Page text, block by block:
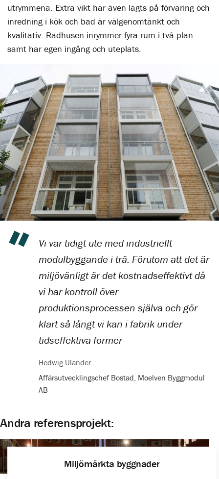
utrymmena. Extra vikt har även lagts på förvaring och
inredning i kök och bad är välgenomtänkt och
kvalitativ. Radhusen inrymmer fyra rum i två plan
samt har egen ingång och uteplats.
Vi var tidigt ute med industriellt
modulbyggande i trä. Förutom att det är
miljövänligt är det kostnadseffektivt då
vi har kontroll över
produktionsprocessen själva och gör
klart så långt vi kan i fabrik under
tidseffektiva former
Hedwig Ulander
Affärsutvecklingschef Bostad, Moelven Byggmodul
AB
Andra referensprojekt:
Miljömärkta byggnader